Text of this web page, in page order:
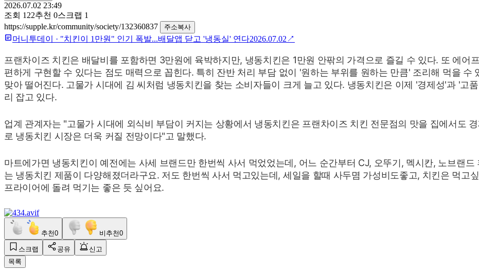
2026.07.02 23:49
조회 122추천 0스크랩 1
https://supple.kr/community/society/132360837
주소복사
머니투데이 · "치킨이 1만원" 인기 폭발...배달앱 닫고 '냉동실' 연다2026.07.02 ↗
프랜차이즈 치킨은 배달비를 포함하면 3만원에 육박하지만, 냉동치킨은 1만원 안팎의 가격으로 즐길 수 있다. 또 에어
편하게 구현할 수 있다는 점도 매력으로 꼽힌다. 특히 잔반 처리 부담 없이 '원하는 부위를 원하는 만큼' 조리해 먹을
맞아 떨어진다. 고물가 시대에 김 씨처럼 냉동치킨을 찾는 소비자들이 크게 늘고 있다. 냉동치킨은 이제 '경제성'과 '고
리 잡고 있다.
업계 관계자는 "고물가 시대에 외식비 부담이 커지는 상황에서 냉동치킨은 프랜차이즈 치킨 전문점의 맛을 집에서도
로 냉동치킨 시장은 더욱 커질 전망이다"고 말했다.
마트에가면 냉동치킨이 예전에는 사세 브랜드만 한번씩 사서 먹었었는데, 어느 순간부터 CJ, 오뚜기, 멕시칸, 노브랜
는 냉동치킨 제품이 다양해졌더라구요. 저도 한번씩 사서 먹고있는데, 세일을 할때 사두몀 가성비도좋고, 치킨은 먹고
프라이어에 돌려 먹기는 좋은 듯 싶어요.
추천0 비추천0
스크랩 공유
신고
목록